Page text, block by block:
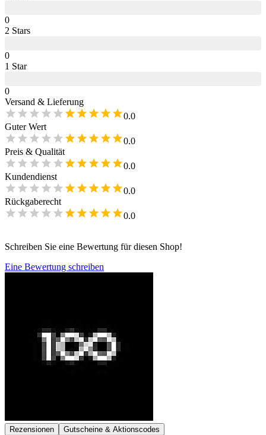
0
2 Stars
0
1 Star
0
Versand & Lieferung
0.0
Guter Wert
0.0
Preis & Qualität
0.0
Kundendienst
0.0
Rückgaberecht
0.0
Schreiben Sie eine Bewertung für diesen Shop!
Eine Bewertung schreiben
Rezensionen Gutscheine & Aktionscodes